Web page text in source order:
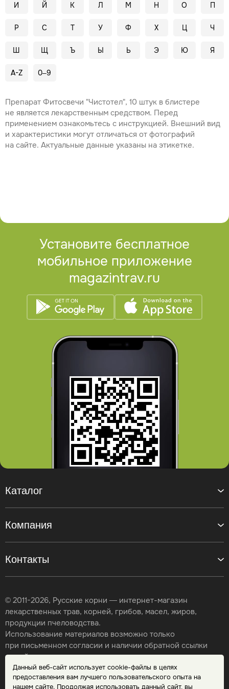
Данный веб-сайт использует cookie-файлы в целях
предоставления вам лучшего пользовательского опыта на
нашем сайте. Продолжая использовать данный сайт, вы
И Й К Л М Н О П
Р С Т У Ф Х Ц Ч
Ш Щ Ъ Ы Ь Э Ю Я
A-Z 0–9
Препарат Фитосвечи "Чистотел", 10 штук в блистере
не является лекарственным средством. Перед
применением ознакомьтесь с инструкцией. Внешний вид
и характеристики могут отличаться от фотографий
на сайте. Актуальные данные указаны на этикетке.
Установите бесплатное
мобильное приложение
magazintrav.ru
Контакты
Каталог
Компания
© 2011-2026, Русские корни — интернет-магазин
лекарственных трав, корней, грибов, масел, жиров,
продукции пчеловодства.
Использование материалов возможно только
при письменном согласии и наличии обратной ссылки
на сайт.
Карта сайта
Политика конфиденциальности